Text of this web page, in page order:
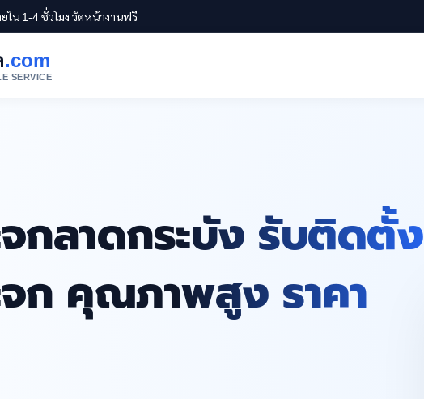
ใน 1-4 ชั่วโมง วัดหน้างานฟรี
.com
SERVICE
กลาดกระบัง รับติดตั้ง
ก คุณภาพสูง ราคา